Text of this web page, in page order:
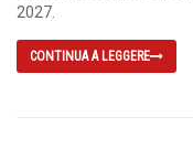
2027.
CONTINUA A LEGGERE